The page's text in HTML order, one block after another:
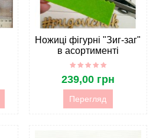
Ножиці фігурні "Зиг-заг"
в асортименті
239,00 грн
Перегляд